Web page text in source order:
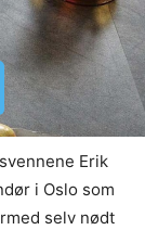
Erik
i Oslo som
selv nødt